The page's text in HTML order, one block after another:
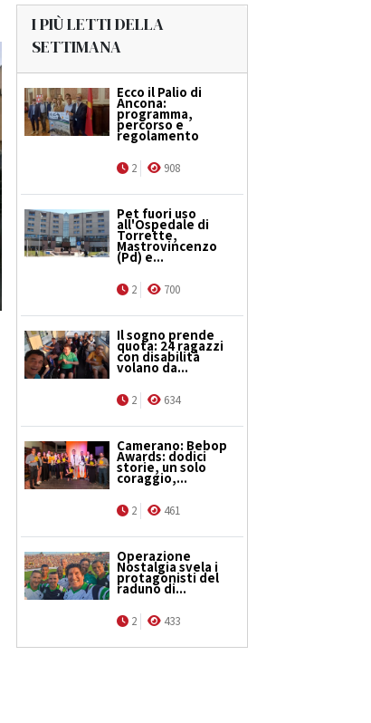
I PIÙ LETTI DELLA
SETTIMANA
Ecco il Palio di
Ancona:
programma,
percorso e
regolamento
2 908
Pet fuori uso
all'Ospedale di
Torrette,
Mastrovincenzo
(Pd) e...
2 700
Il sogno prende
quota: 24 ragazzi
con disabilità
volano da...
2 634
Camerano: Bebop
Awards: dodici
storie, un solo
coraggio,...
2 461
Operazione
Nostalgia svela i
protagonisti del
raduno di...
2 433